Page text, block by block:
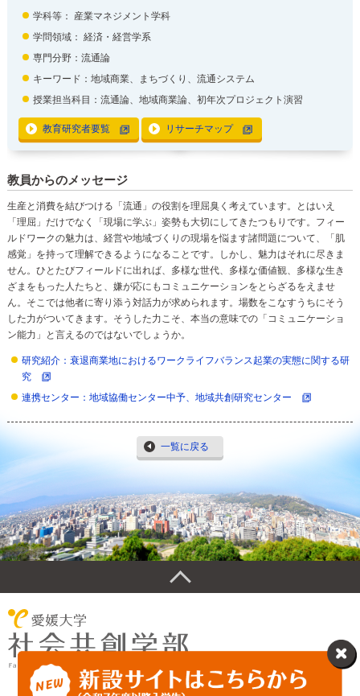
学科等： 産業マネジメント学科
学問領域： 経済・経営学系
専門分野：流通論
キーワード：地域商業、まちづくり、流通システム
授業担当科目：流通論、地域商業論、初年次プロジェクト演習
教育研究者要覧 リサーチマップ
教員からのメッセージ
生産と消費を結びつける「流通」の役割を理屈臭く考えています。とはいえ
「理屈」だけでなく「現場に学ぶ」姿勢も大切にしてきたつもりです。フィー
ルドワークの魅力は、経営や地域づくりの現場を悩ます諸問題について、「肌
感覚」を持って理解できるようになることです。しかし、魅力はそれに尽きま
せん。ひとたびフィールドに出れば、多様な世代、多様な価値観、多様な生き
ざまをもった人たちと、嫌が応にもコミュニケーションをとらざるをえませ
ん。そこでは他者に寄り添う対話力が求められます。場数をこなすうちにそう
した力がついてきます。そうした力こそ、本当の意味での「コミュニケーショ
ン能力」と言えるのではないでしょうか。
研究紹介：衰退商業地におけるワークライフバランス起業の実態に関する研
究
連携センター：地域協働センター中予、地域共創研究センター
一覧に戻る